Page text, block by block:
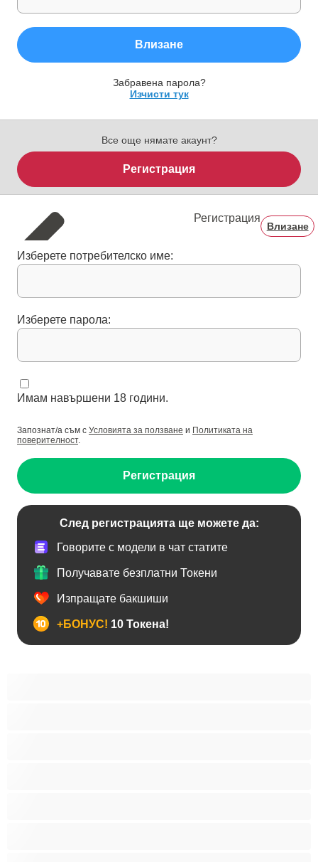
Влизане
Забравена парола?
Изчисти тук
Все още нямате акаунт?
Регистрация
Регистрация
Влизане
Изберете потребителско име:
Изберете парола:
Имам навършени 18 години.
Запознат/а съм с Условията за ползване и Политиката на
поверителност.
Регистрация
След регистрацията ще можете да:
Говорите с модели в чат статите
Получавате безплатни Токени
Изпращате бакшиши
+БОНУС! 10 Токена!